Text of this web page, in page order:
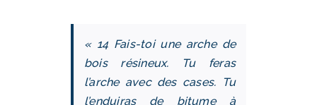
« 14 Fais-toi une arche de
bois résineux. Tu feras
l’arche avec des cases. Tu
l’enduiras de bitume à